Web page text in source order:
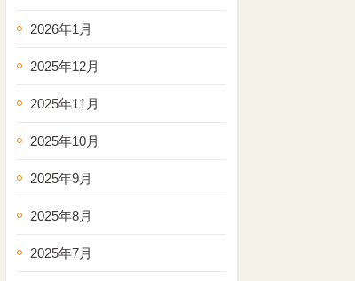
2026年1月
2025年12月
2025年11月
2025年10月
2025年9月
2025年8月
2025年7月